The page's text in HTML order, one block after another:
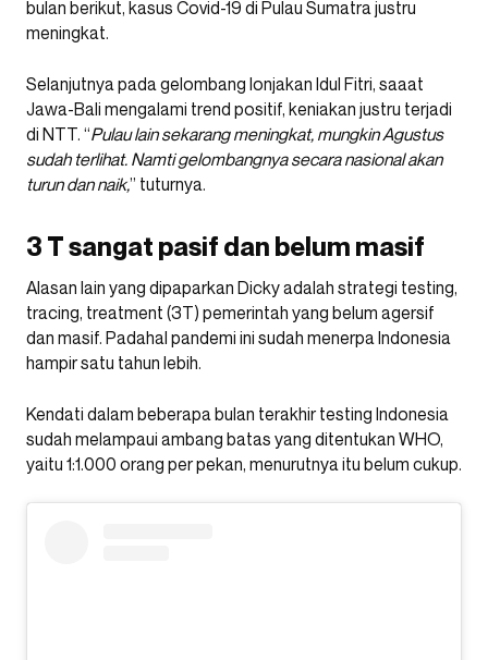
bulan berikut, kasus Covid-19 di Pulau Sumatra justru
meningkat.
Selanjutnya pada gelombang lonjakan Idul Fitri, saaat
Jawa-Bali mengalami trend positif, keniakan justru terjadi
di NTT. “Pulau lain sekarang meningkat, mungkin Agustus
sudah terlihat. Namti gelombangnya secara nasional akan
turun dan naik,” tuturnya.
3 T sangat pasif dan belum masif
Alasan lain yang dipaparkan Dicky adalah strategi testing,
tracing, treatment (3T) pemerintah yang belum agersif
dan masif. Padahal pandemi ini sudah menerpa Indonesia
hampir satu tahun lebih.
Kendati dalam beberapa bulan terakhir testing Indonesia
sudah melampaui ambang batas yang ditentukan WHO,
yaitu 1:1.000 orang per pekan, menurutnya itu belum cukup.